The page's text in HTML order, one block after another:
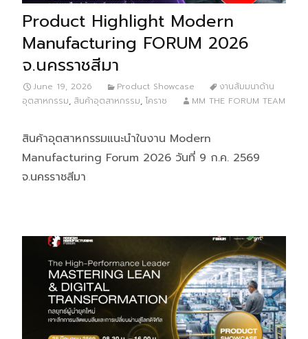
Product Highlight Modern
Manufacturing FORUM 2026
จ.นครราชสีมา
June 19, 2026 Product Showcase
งานสัมมนาด้าน
อุตสาหกรรม, สินค้าอุตสาหกรรม, โคราช MM THE FORUM TEAM
สินค้าอุตสาหกรรมแนะนำในงาน Modern
Manufacturing Forum 2026 วันที่ 9 ก.ค. 2569
จ.นครราชสีมา